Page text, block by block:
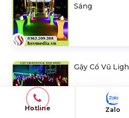
Sáng
Gậy Cổ Vũ
Hotline Zalo